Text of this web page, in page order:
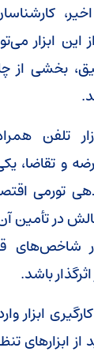
ابزار
بخشی
تلفن
و تقاضا، یکی
تورمی
در تأمین
شاخص‌های
باشد.
ابزار
ابزار‌های